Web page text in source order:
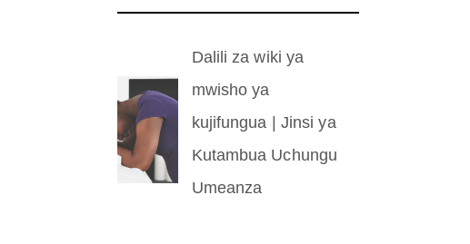
Dalili za wiki ya
mwisho ya
kujifungua | Jinsi ya
Kutambua Uchungu
Umeanza